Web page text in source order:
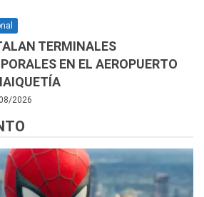
TERMINALES
EN EL AEROPUERTO
2026